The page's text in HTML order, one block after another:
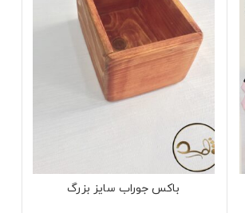
باکس جوراب سایز بزرگ